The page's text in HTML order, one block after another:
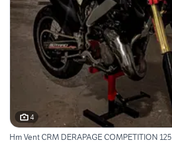
4
Hm Vent CRM DERAPAGE COMPETITION 125